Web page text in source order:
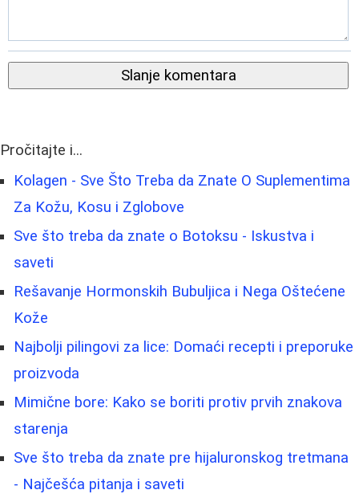
Slanje komentara
Pročitajte i...
Kolagen - Sve Što Treba da Znate O Suplementima
Za Kožu, Kosu i Zglobove
Sve što treba da znate o Botoksu - Iskustva i
saveti
Rešavanje Hormonskih Bubuljica i Nega Oštećene
Kože
Najbolji pilingovi za lice: Domaći recepti i preporuke
proizvoda
Mimične bore: Kako se boriti protiv prvih znakova
starenja
Sve što treba da znate pre hijaluronskog tretmana
- Najčešća pitanja i saveti